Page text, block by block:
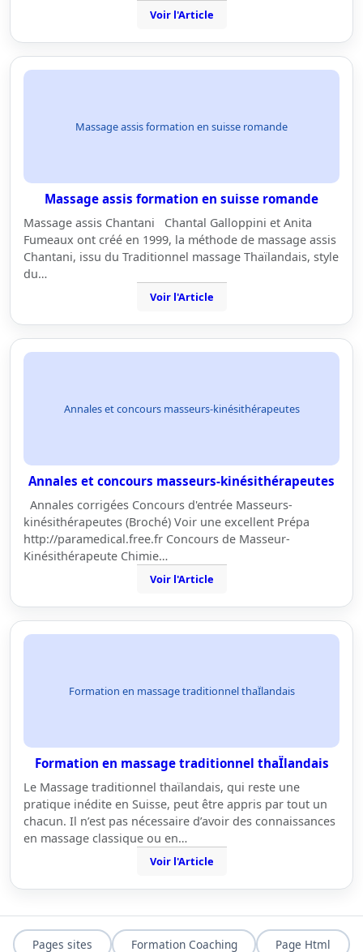
Voir l'Article
Massage assis formation en suisse romande
Massage assis formation en suisse romande
Massage assis Chantani Chantal Galloppini et Anita
Fumeaux ont créé en 1999, la méthode de massage assis
Chantani, issu du Traditionnel massage Thaïlandais, style
du…
Voir l'Article
Annales et concours masseurs-kinésithérapeutes
Annales et concours masseurs-kinésithérapeutes
Annales corrigées Concours d'entrée Masseurs-
kinésithérapeutes (Broché) Voir une excellent Prépa
http://paramedical.free.fr Concours de Masseur-
Kinésithérapeute Chimie…
Voir l'Article
Formation en massage traditionnel thaÏlandais
Formation en massage traditionnel thaÏlandais
Le Massage traditionnel thaïlandais, qui reste une
pratique inédite en Suisse, peut être appris par tout un
chacun. Il n’est pas nécessaire d’avoir des connaissances
en massage classique ou en…
Voir l'Article
Pages sites Formation Coaching Page Html